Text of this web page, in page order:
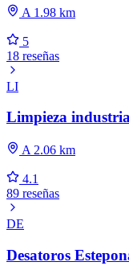
A 1.98 km
5
18 reseñas
LI
Limpieza
A 2.06 km
4.1
89 reseñas
DE
Desatoros